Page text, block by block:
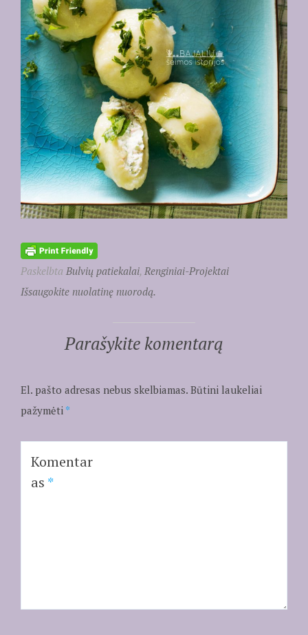
Paskelbta Bulvių patiekalai, Renginiai-Projektai
Išsaugokite nuolatinę nuorodą.
Parašykite komentarą
El. pašto adresas nebus skelbiamas. Būtini laukeliai
pažymėti *
Komentar
as *